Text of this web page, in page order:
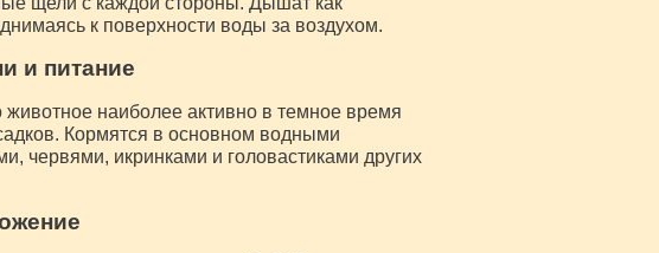
к поверхности воды за воздухом.
и питание
животное наиболее активно в темное время
Кормятся в основном водными
червями, икринками и головастиками других